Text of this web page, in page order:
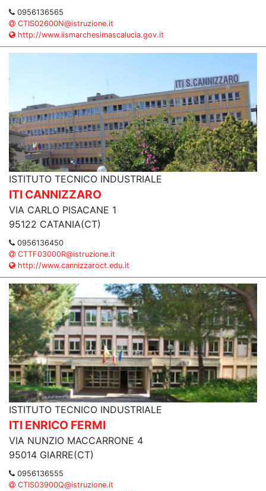
0956136565
CTIS02600N@istruzione.it
http://www.iismarchesimascalucia.gov.it
ISTITUTO TECNICO INDUSTRIALE
ITI CANNIZZARO
VIA CARLO PISACANE 1
95122 CATANIA(CT)
0956136450
CTTF03000R@istruzione.it
http://www.cannizzaroct.edu.it
ISTITUTO TECNICO INDUSTRIALE
ITI ENRICO FERMI
VIA NUNZIO MACCARRONE 4
95014 GIARRE(CT)
0956136555
CTIS03900Q@istruzione.it